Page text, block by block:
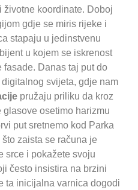
životne koordinate. Doboj
gdje se miris rijeke i
stapaju u jedinstvenu
u kojem se iskrenost
Danas taj put do
svijeta, gdje nam
pružaju priliku da kroz
osetimo harizmu
put sretnemo kod Parka
zaista se računa je
srce i pokažete svoju
često insistira na brzini
ta inicijalna varnica dogodi